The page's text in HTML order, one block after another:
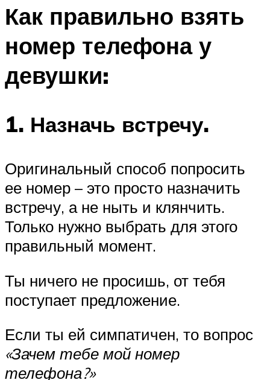
Как правильно взять
номер телефона у
девушки:
1. Назначь встречу.
Оригинальный способ попросить
ее номер – это просто назначить
встречу, а не ныть и клянчить.
Только нужно выбрать для этого
правильный момент.
Ты ничего не просишь, от тебя
поступает предложение.
Если ты ей симпатичен, то вопрос
«Зачем тебе мой номер
телефона?»